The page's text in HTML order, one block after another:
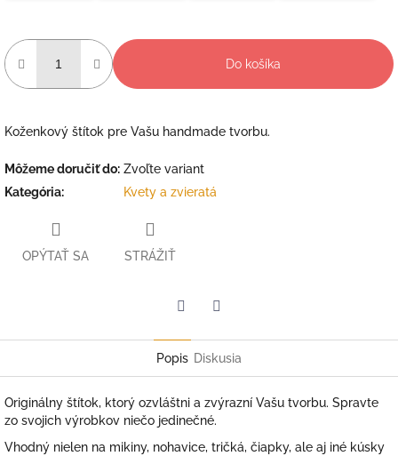
Do košíka
Koženkový štítok pre Vašu handmade tvorbu.
Môžeme doručiť do: Zvoľte variant
Kategória: Kvety a zvieratá
OPÝTAŤ SA STRÁŽIŤ
Popis Diskusia
Originálny štítok, ktorý ozvláštni a zvýrazní Vašu tvorbu. Spravte
zo svojich výrobkov niečo jedinečné.
Vhodný nielen na mikiny, nohavice, tričká, čiapky, ale aj iné kúsky